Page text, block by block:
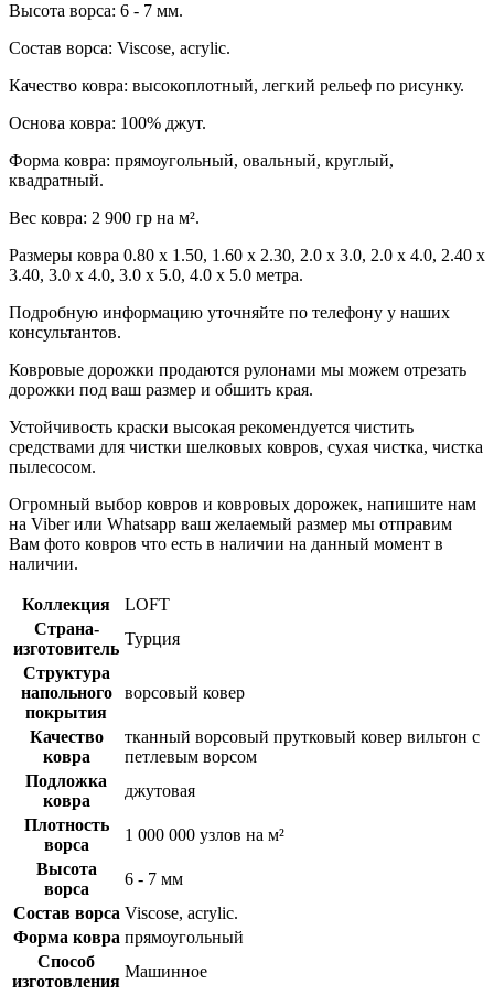
Высота ворса: 6 - 7 мм.
Состав ворса: Viscose, acrylic.
Качество ковра: высокоплотный, легкий рельеф по рисунку.
Основа ковра: 100% джут.
Форма ковра: прямоугольный, овальный, круглый,
квадратный.
Вес ковра: 2 900 гр на м².
Размеры ковра 0.80 х 1.50, 1.60 х 2.30, 2.0 х 3.0, 2.0 х 4.0, 2.40 х
3.40, 3.0 х 4.0, 3.0 х 5.0, 4.0 х 5.0 метра.
Подробную информацию уточняйте по телефону у наших
консультантов.
Ковровые дорожки продаются рулонами мы можем отрезать
дорожки под ваш размер и обшить края.
Устойчивость краски высокая рекомендуется чистить
средствами для чистки шелковых ковров, сухая чистка, чистка
пылесосом.
Огромный выбор ковров и ковровых дорожек, напишите нам
на Viber или Whatsapp ваш желаемый размер мы отправим
Вам фото ковров что есть в наличии на данный момент в
наличии.
Коллекция
LOFT
Страна-
изготовитель
Турция
Структура
напольного
покрытия
ворсовый ковер
Качество
ковра
тканный ворсовый прутковый ковер вильтон с
петлевым ворсом
Подложка
ковра
джутовая
Плотность
ворса
1 000 000 узлов на м²
Высота
ворса
6 - 7 мм
Состав ворса Viscose, acrylic.
Форма ковра прямоугольный
Способ
изготовления
Машинное